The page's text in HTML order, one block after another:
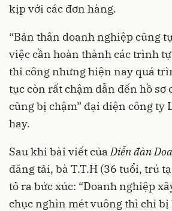
kịp với các đơn hàng.
“Bản thân doanh nghiệp cũng
việc cần hoàn thành các trình
thi công nhưng hiện nay quá
tục còn rất chậm dẫn đến hồ sơ
cũng bị chậm” đại diện công ty
hay.
Sau khi bài viết củaDiễn đàn
đăng tải, bà T.T.H (36 tuổi, trú
tỏ ra bức xúc: “Doanh nghiệp
chục nghìn mét vuông thì chỉ bị